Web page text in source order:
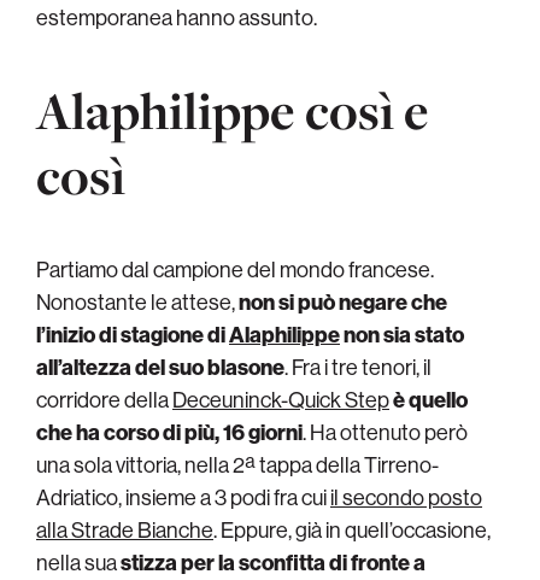
estemporanea hanno assunto.
Alaphilippe così e
così
Partiamo dal campione del mondo francese.
Nonostante le attese,non si può negare che
l’inizio di stagione diAlaphilippenon sia stato
all’altezza del suo blasone. Fra i tre tenori, il
corridore dellaDeceuninck-Quick Stepè quello
che ha corso di più, 16 giorni. Ha ottenuto però
una sola vittoria, nella 2ª tappa della Tirreno-
Adriatico, insieme a 3 podi fra cuiil secondo posto
alla Strade Bianche. Eppure, già in quell’occasione,
nella suastizza per la sconfitta di fronte a